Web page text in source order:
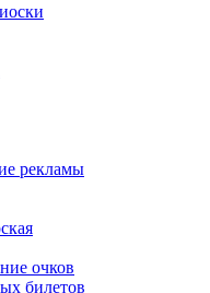
рекламы
очков
билетов